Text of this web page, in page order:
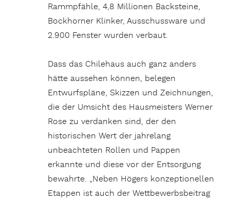
Rammpfähle, 4,8 Millionen Backsteine,
Bockhorner Klinker, Ausschussware und
2.900 Fenster wurden verbaut.
Dass das Chilehaus auch ganz anders
hätte aussehen können, belegen
Entwurfspläne, Skizzen und Zeichnungen,
die der Umsicht des Hausmeisters Werner
Rose zu verdanken sind, der den
historischen Wert der jahrelang
unbeachteten Rollen und Pappen
erkannte und diese vor der Entsorgung
bewahrte. „Neben Högers konzeptionellen
Etappen ist auch der Wettbewerbsbeitrag